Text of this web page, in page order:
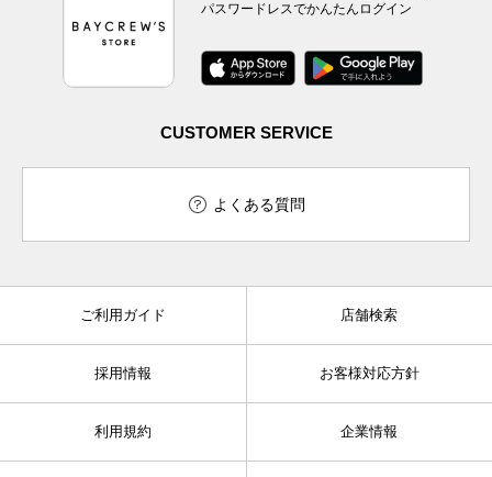
パスワードレスでかんたんログイン
CUSTOMER SERVICE
よくある質問
ご利用ガイド 店舗検索
採用情報 お客様対応方針
利用規約 企業情報